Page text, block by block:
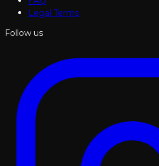
Legal Terms
Follow us